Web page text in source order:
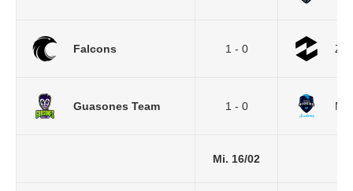
Falcons 1 - 0
Guasones Team 1 - 0
Mi. 16/02